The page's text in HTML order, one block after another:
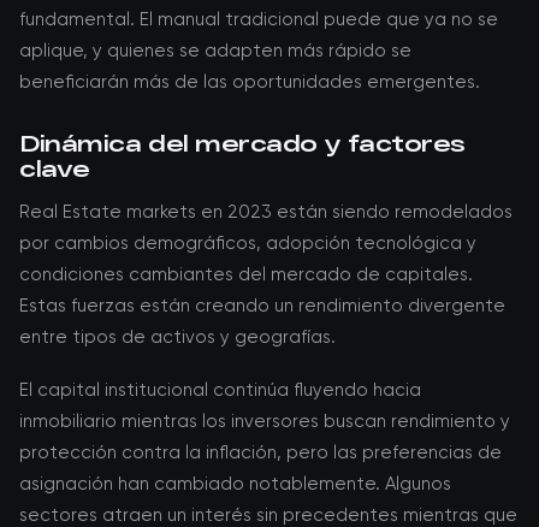
fundamental. El manual tradicional puede que ya no se
aplique, y quienes se adapten más rápido se
beneficiarán más de las oportunidades emergentes.
Dinámica del mercado y factores
clave
Real Estate markets en 2023 están siendo remodelados
por cambios demográficos, adopción tecnológica y
condiciones cambiantes del mercado de capitales.
Estas fuerzas están creando un rendimiento divergente
entre tipos de activos y geografías.
El capital institucional continúa fluyendo hacia
inmobiliario mientras los inversores buscan rendimiento y
protección contra la inflación, pero las preferencias de
asignación han cambiado notablemente. Algunos
sectores atraen un interés sin precedentes mientras que